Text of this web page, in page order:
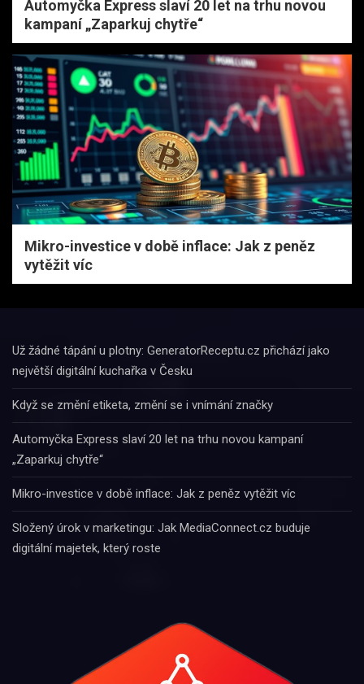
Automyčka Express slaví 20 let na trhu novou
kampaní „Zaparkuj chytře“
Mikro-investice v době inflace: Jak z peněz
vytěžit víc
Už žádné tápání u plotny: GeneratorReceptu.cz přichází jako
největší digitální kuchařka v Česku
Když se změní etiketa, změní se i vnímání značky
Automyčka Express slaví 20 let na trhu novou kampaní
„Zaparkuj chytře“
Mikro-investice v době inflace: Jak z peněz vytěžit víc
Složený úrok v marketingu: Jak MediaConnect.cz buduje
digitální majetek, který roste